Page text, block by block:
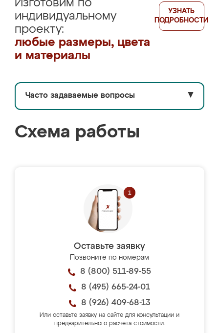
Изготовим по
индивидуальному
проекту:
любые размеры, цвета
и материалы
УЗНАТЬ
ПОДРОБНОСТИ
Часто задаваемые вопросы ▼
Схема работы
Оставьте заявку
Позвоните по номерам
8 (800) 511-89-55
8 (495) 665-24-01
8 (926) 409-68-13
Или оставьте заявку на сайте для консультации и
предварительного расчёта стоимости.